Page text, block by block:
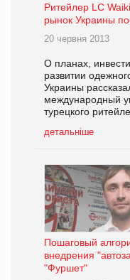
Ритейлер LC
рынок Украины
20 червня 2013
О планах,
развитии
Украины
международный
турецкого
детальніше
Пошаговый
внедрения
"Фуршет"